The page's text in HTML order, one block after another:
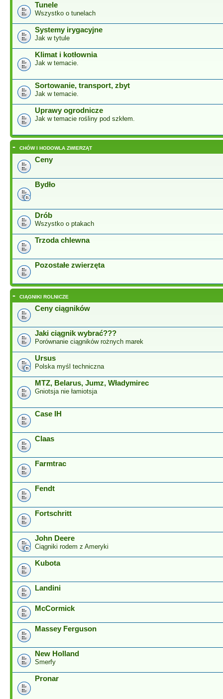
Tunele
Wszystko o tunelach
Systemy irygacyjne
Jak w tytule
Klimat i kotłownia
Jak w temacie.
Sortowanie, transport, zbyt
Jak w temacie.
Uprawy ogrodnicze
Jak w temacie rośliny pod szkłem.
- CHÓW I HODOWLA ZWIERZĄT
Ceny
Bydło
Drób
Wszystko o ptakach
Trzoda chlewna
Pozostałe zwierzęta
- CIĄGNIKI ROLNICZE
Ceny ciągników
Jaki ciągnik wybrać???
Porównanie ciągników rożnych marek
Ursus
Polska myśl techniczna
MTZ, Belarus, Jumz, Władymirec
Gniotsja nie łamiotsja
Case IH
Claas
Farmtrac
Fendt
Fortschritt
John Deere
Ciągniki rodem z Ameryki
Kubota
Landini
McCormick
Massey Ferguson
New Holland
Smerfy
Pronar